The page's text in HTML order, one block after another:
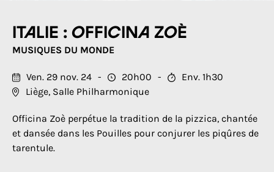
Italie : Officina Zoè
MUSIQUES DU MONDE
Ven. 29 nov. 24 20h00
Env. 1h30
Liège, Salle Philharmonique
Officina Zoè perpétue la tradition de la pizzica, chantée
et dansée dans les Pouilles pour conjurer les piqûres de
tarentule.